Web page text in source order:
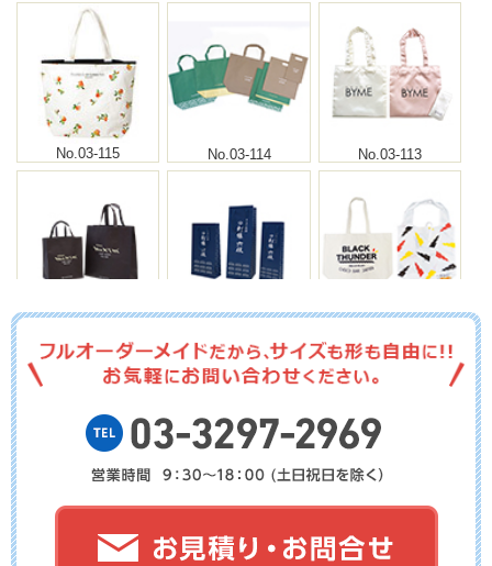
No.03-115 No.03-114 No.03-113
No.03-112 No.03-111 No.03-110